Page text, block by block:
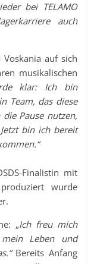
bei TELAMO
auch
auf sich
musikalischen
klar: Ich bin
Team, das diese
Pause nutzen,
bin ich bereit
Finalistin mit
wurde
„Ich freu mich
Leben und
Bereits Anfang